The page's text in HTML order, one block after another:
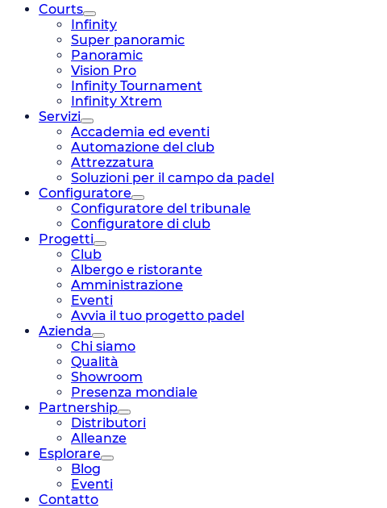
Courts
Infinity
Super panoramic
Panoramic
Vision Pro
Infinity Tournament
Infinity Xtrem
Servizi
Accademia ed eventi
Automazione del club
Attrezzatura
Soluzioni per il campo da padel
Configuratore
Configuratore del tribunale
Configuratore di club
Progetti
Club
Albergo e ristorante
Amministrazione
Eventi
Avvia il tuo progetto padel
Azienda
Chi siamo
Qualità
Showroom
Presenza mondiale
Partnership
Distributori
Alleanze
Esplorare
Blog
Eventi
Contatto